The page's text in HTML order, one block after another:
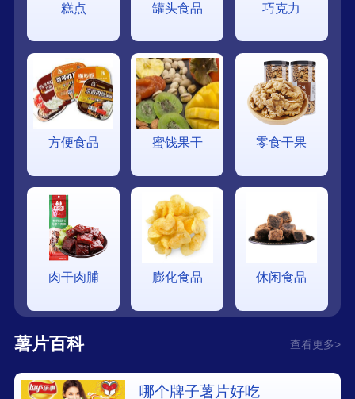
糕点 罐头食品 巧克力
方便食品 蜜饯果干 零食干果
肉干肉脯 膨化食品 休闲食品
薯片百科 查看更多>
哪个牌子薯片好吃